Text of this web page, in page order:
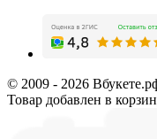
© 2009 - 2026
Товар добавлен в